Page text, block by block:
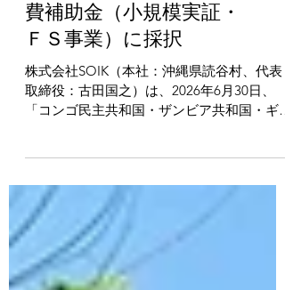
年度補正グローバルサウ
ス未来志向型共創等事業
費補助金（小規模実証・
ＦＳ事業）に採択
「コンゴ民主共和国・ザンビア共和国・ギニ
ア共和国/AI 搭載統合型 UHC プラットフォ
ームによるアフリカ保健財政デジタル化実証
事業」が、経済産業省の令和7年度補正グロ
ーバルサウス未来志向型共創等事業費補助金
（小規模実証・FS事業）に採択されたこと
をお知らせします。 本事業では、コンゴ民